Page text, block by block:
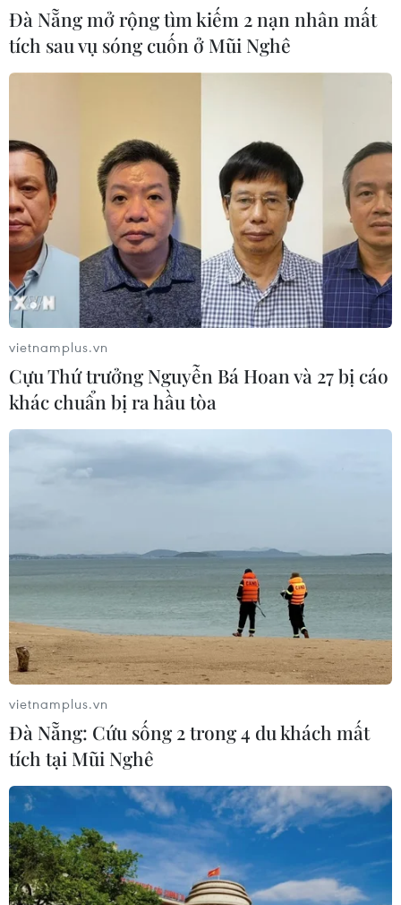
TIN CÙNG CHUYÊN MỤC
Truyền thông Hàn Quốc đánh giá
cao đội tuyển Việt Nam với chuỗi 22
trận bất bại
Đà Nẵng mở rộng tìm kiếm 2 nạn nhân mất
tích sau vụ sóng cuốn ở Mũi Nghê
vietnamplus.vn
Cựu Thứ trưởng Nguyễn Bá Hoan và 27 bị cáo
khác chuẩn bị ra hầu tòa
vietnamplus.vn
Đà Nẵng: Cứu sống 2 trong 4 du khách mất
tích tại Mũi Nghê